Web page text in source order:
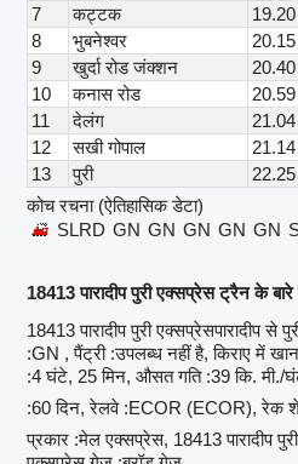
7
कट्टक 19.20
8
भुबनेश्वर 20.15
9
खुर्दा रोड जंक्शन 20.40
10
कनास रोड 20.59
11
देलंग 21.04
12
सखी गोपाल 21.14
13
पुरी 22.25
कोच रचना (ऐतिहासिक डेटा)
SLRD GN GN GN GN GN
18413 पारादीप पुरी एक्सप्रेस ट्रैन के
18413 पारादीप पुरी एक्सप्रेसपारादीप
:GN , पैंट्री :उपलब्ध नहीं है, किराए में
:4 घंटे, 25 मिन, औसत गति :39 कि. मी./
:60 दिन, रेलवे :ECOR (ECOR), रेक
प्रकार :मेल एक्सप्रेस, 18413 पारादीप